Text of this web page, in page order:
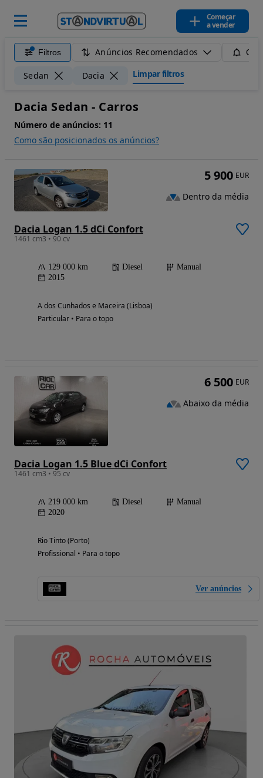
Começar
a vender
Filtros Anúncios Recomendados
Sedan Dacia Limpar filtros
Dacia Sedan - Carros
Número de anúncios: 11
Como são posicionados os anúncios?
Dacia Logan 1.5 dCi Confort
1461 cm3 • 90 cv
129 000 km Diesel
Manual
2015
A dos Cunhados e Maceira (Lisboa)
Particular • Para o topo
5 900 EUR
Dentro da média
Dacia Logan 1.5 Blue dCi Confort
1461 cm3 • 95 cv
219 000 km Diesel
Manual
2020
Rio Tinto (Porto)
Profissional • Para o topo
Ver anúncios
6 500 EUR
Abaixo da média